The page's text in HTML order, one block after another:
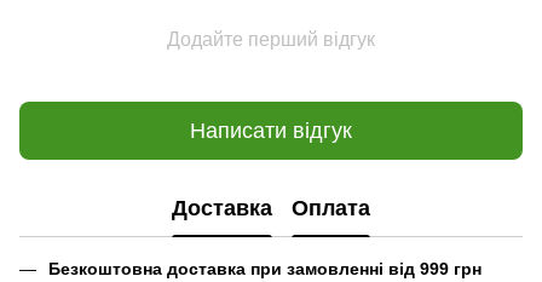
Додайте перший відгук
Написати відгук
Доставка Оплата
Безкоштовна доставка при замовленні від 999 грн